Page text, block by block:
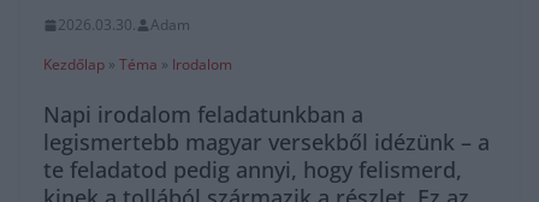
2026.03.30.
Adam
Kezdőlap » Téma » Irodalom
Napi irodalom feladatunkban a
legismertebb magyar versekből idézünk – a
te feladatod pedig annyi, hogy felismerd,